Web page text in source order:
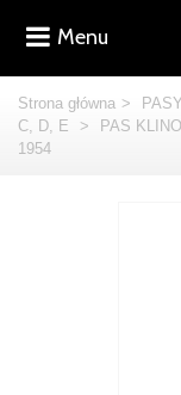
Menu
Strona główna >
C, D, E
>
PAS
1954